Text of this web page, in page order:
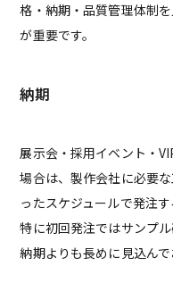
格・納期・品質管理体制
が重要です。
納期
展示会・採用イベント・
場合は、製作会社に必要
ったスケジュールで発注す
特に初回発注ではサンプ
納期よりも長めに見込んで